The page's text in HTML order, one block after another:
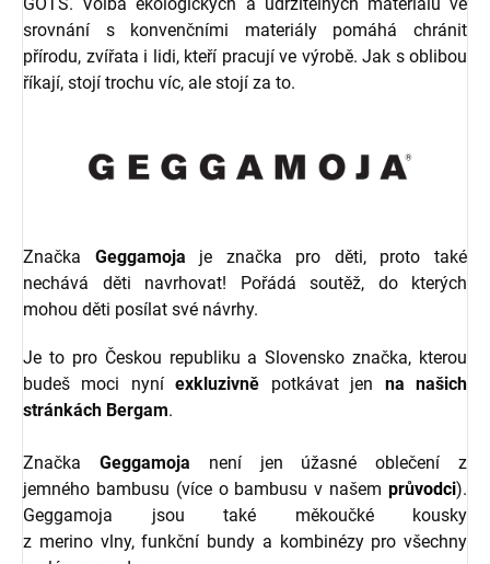
srovnání s konvenčními materiály pomáhá chránit
přírodu, zvířata i lidi, kteří pracují ve výrobě. Jak s oblibou
říkají, stojí trochu víc, ale stojí za to.
Značka Geggamoja je značka pro děti, proto také
nechává děti navrhovat! Pořádá soutěž, do kterých
mohou děti posílat své návrhy.
Je to pro Českou republiku a Slovensko značka, kterou
budeš moci nyníexkluzivně potkávat jen na našich
stránkách Bergam.
Značka Geggamoja není jen úžasné oblečení z
jemného bambusu (více o bambusu v našem průvodci).
Geggamoja jsou také měkoučké kousky
z merino vlny, funkční bundy a kombinézy pro všechny